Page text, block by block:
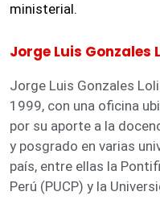
ministerial.
Jorge Luis Gonzales
Jorge Luis Gonzales
1999, con una oficina
por su aporte a la
y posgrado en varias
país, entre ellas la
Perú (PUCP) y la